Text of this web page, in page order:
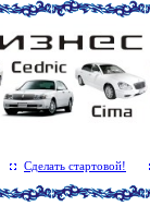
Сделать стартовой!